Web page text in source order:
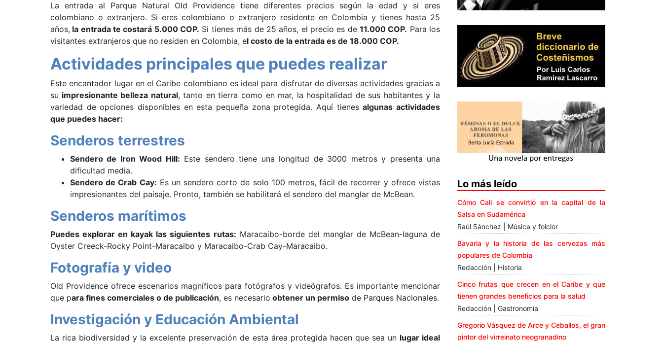
La entrada al Parque Natural Old Providence tiene diferentes precios según la edad y si eres
colombiano o extranjero. Si eres colombiano o extranjero residente en Colombia y tienes hasta 25
años, la entrada te costará 5.000 COP. Si tienes más de 25 años, el precio es de 11.000 COP. Para los
visitantes extranjeros que no residen en Colombia, el costo de la entrada es de 18.000 COP.
Actividades principales que puedes realizar
Este encantador lugar en el Caribe colombiano es ideal para disfrutar de diversas actividades gracias a
su impresionante belleza natural, tanto en tierra como en mar, la hospitalidad de sus habitantes y la
variedad de opciones disponibles en esta pequeña zona protegida. Aquí tienesalgunas actividades
que puedes hacer:
Senderos terrestres
Sendero de Iron Wood Hill: Este sendero tiene una longitud de 3000 metros y presenta una
dificultad media.
Sendero de Crab Cay: Es un sendero corto de solo 100 metros, fácil de recorrer y ofrece vistas
impresionantes del paisaje. Pronto, también se habilitará el sendero del manglar de McBean.
Senderos marítimos
Puedes explorar en kayak las siguientes rutas: Maracaibo-borde del manglar de McBean-laguna de
Oyster Creeck-Rocky Point-Maracaibo y Maracaibo-Crab Cay-Maracaibo.
Fotografía y video
Old Providence ofrece escenarios magníficos para fotógrafos y videógrafos. Es importante mencionar
que para fines comerciales o de publicación, es necesario obtener un permiso de Parques Nacionales.
Investigación y Educación Ambiental
La rica biodiversidad y la excelente preservación de esta área protegida hacen que sea un lugar ideal
Lo más leído
Cómo Cali se convirtió en la capital de la
Salsa en Sudamérica
Raúl Sánchez | Música y folclor
Bavaria y la historia de las cervezas más
populares de Colombia
Redacción | Historia
Cinco frutas que crecen en el Caribe y que
tienen grandes beneficios para la salud
Redacción | Gastronomía
Gregorio Vásquez de Arce y Ceballos, el gran
pintor del virreinato neogranadino